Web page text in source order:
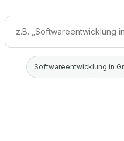
Softwareentwicklung in